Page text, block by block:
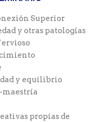
Superior
y otras patologías
y equilibrio
maestría
propias de